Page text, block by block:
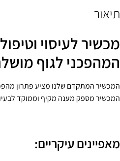
תיאור
מכשיר לעיסוי
המהפכני לגוף
המכשיר מספק מענה מקיף וממוקד
מאפיינים עיקריים: